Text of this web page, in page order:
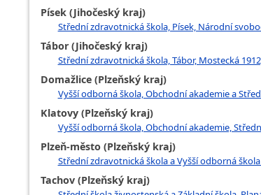
Písek (Jihočeský kraj)
Střední zdravotnická škola, Písek, Národní
Tábor (Jihočeský kraj)
Střední zdravotnická škola, Tábor, Mostecká
Domažlice (Plzeňský kraj)
Vyšší odborná škola, Obchodní akademie a
Klatovy (Plzeňský kraj)
Vyšší odborná škola, Obchodní akademie,
Plzeň-město (Plzeňský kraj)
Střední zdravotnická škola a Vyšší odborná
Tachov (Plzeňský kraj)